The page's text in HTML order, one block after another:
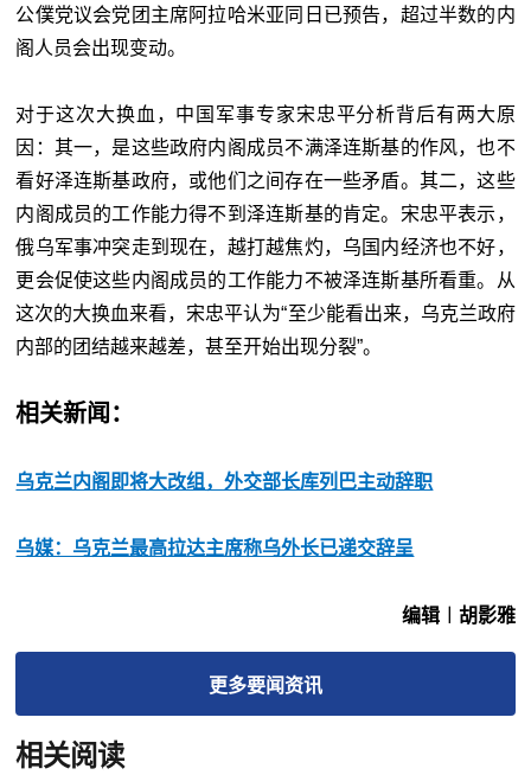
公僕党议会党团主席阿拉哈米亚同日已预告，超过半数的内
阁人员会出现变动。
对于这次大换血，中国军事专家宋忠平分析背后有两大原
因：其一，是这些政府内阁成员不满泽连斯基的作风，也不
看好泽连斯基政府，或他们之间存在一些矛盾。其二，这些
内阁成员的工作能力得不到泽连斯基的肯定。宋忠平表示，
俄乌军事冲突走到现在，越打越焦灼，乌国内经济也不好，
更会促使这些内阁成员的工作能力不被泽连斯基所看重。从
这次的大换血来看，宋忠平认为“至少能看出来，乌克兰政府
内部的团结越来越差，甚至开始出现分裂”。
相关新闻：
乌克兰内阁即将大改组，外交部长库列巴主动辞职
乌媒：乌克兰最高拉达主席称乌外长已递交辞呈
编辑︱胡影雅
更多要闻资讯
相关阅读